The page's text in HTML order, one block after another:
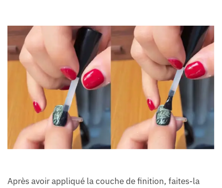
Après avoir appliqué la couche de finition, faites-la